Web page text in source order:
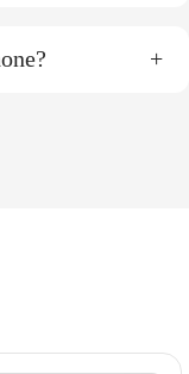
+